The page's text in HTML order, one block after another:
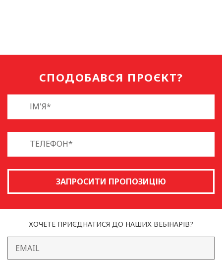
СПОДОБАВСЯ ПРОЄКТ?
ЗАПРОСИТИ ПРОПОЗИЦІЮ
ХОЧЕТЕ ПРИЄДНАТИСЯ ДО НАШИХ ВЕБІНАРІВ?